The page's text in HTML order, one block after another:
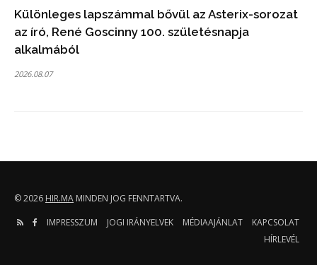
Különleges lapszámmal bővül az Asterix-sorozat
az író, René Goscinny 100. születésnapja
alkalmából
2026.08.07
© 2026 HIR.MA MINDEN JOG FENNTARTVA.
IMPRESSZUM
JOGI IRÁNYELVEK MÉDIAAJÁNLAT
KAPCSOLAT
HÍRLEVÉL